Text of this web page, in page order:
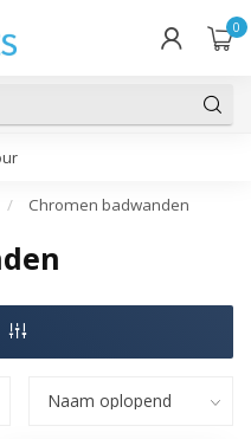
0
/ Chromen badwanden